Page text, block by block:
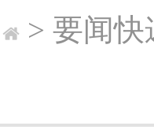
> 要闻快